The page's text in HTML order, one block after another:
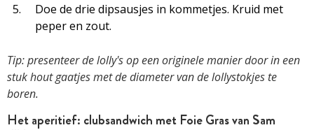
Doe de drie dipsausjes in kommetjes. Kruid met
peper en zout.
Tip: presenteer de lolly's op een originele manier door in een
stuk hout gaatjes met de diameter van de lollystokjes te
boren.
Het aperitief: clubsandwich met Foie Gras van Sam